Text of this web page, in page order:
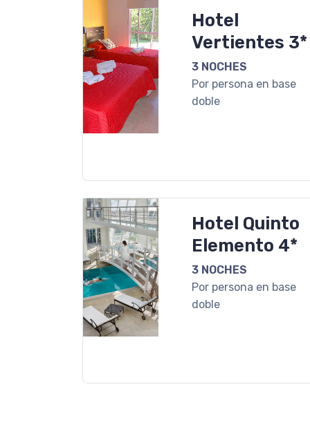
Hotel
Vertientes 3*
3 NOCHES
Por persona en base
doble
Hotel Quinto
Elemento 4*
3 NOCHES
Por persona en base
doble